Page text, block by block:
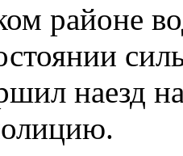
районе
наезд